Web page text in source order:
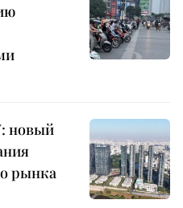
новый
рынка